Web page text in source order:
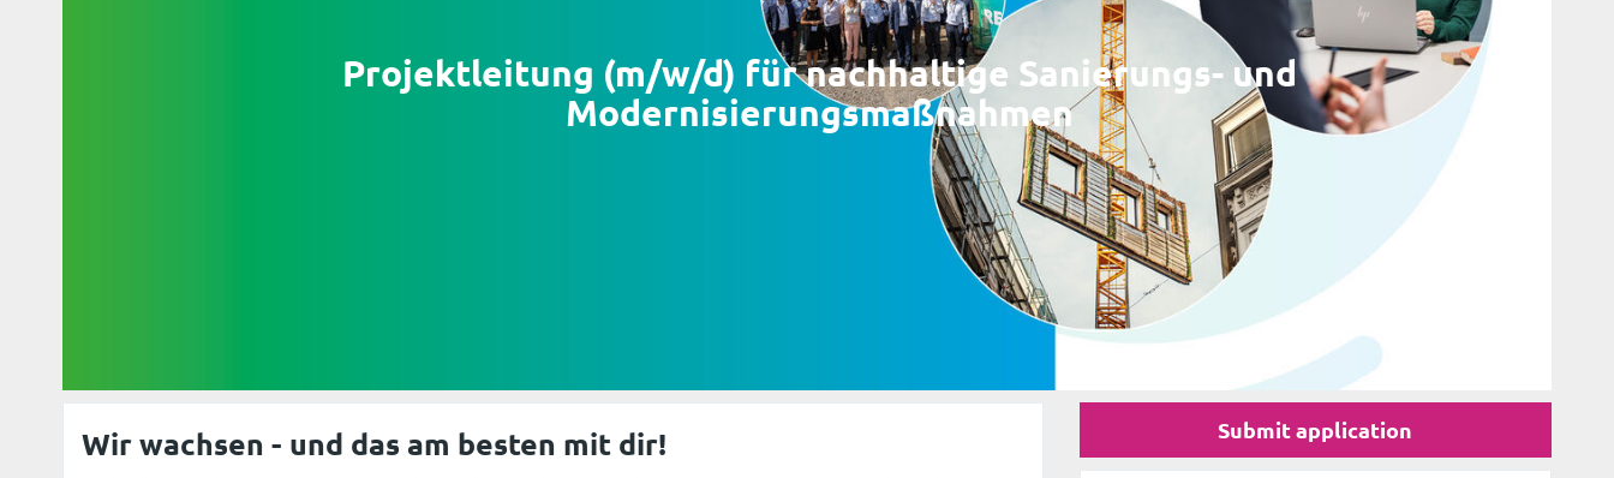
Projektleitung (m/w/d) für nachhaltige Sanierungs- und
Modernisierungsmaßnahmen
Wir wachsen - und das am besten mit dir! Submit application